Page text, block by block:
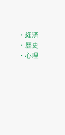
・経済
・歴史
・心理